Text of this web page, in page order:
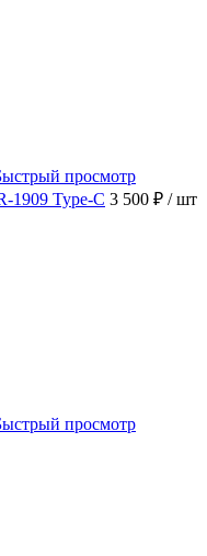
просмотр
1909 Type-C 3 500 ₽ / шт
просмотр